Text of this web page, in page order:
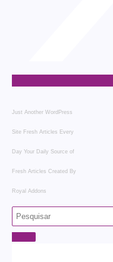
Just Another WordPress
Site Fresh Articles Every
Day Your Daily Source of
Fresh Articles Created By
Royal Addons